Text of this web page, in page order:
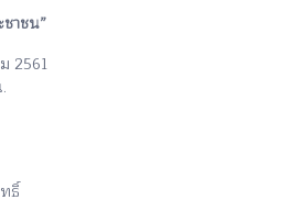
าชน”
2561
ธิ์